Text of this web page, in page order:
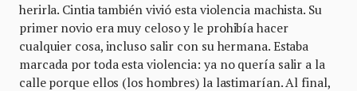
herirla. Cintia también vivió esta violencia machista. Su
primer novio era muy celoso y le prohibía hacer
cualquier cosa, incluso salir con su hermana. Estaba
marcada por toda esta violencia: ya no quería salir a la
calle porque ellos (los hombres) la lastimarían. Al final,